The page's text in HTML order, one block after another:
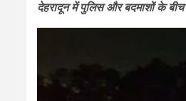
देहरादून में पुलिस और बदमाशों के